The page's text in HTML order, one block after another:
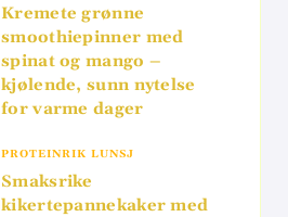
Kremete grønne
smoothiepinner med
spinat og mango –
kjølende, sunn nytelse
for varme dager
PROTEINRIK LUNSJ
Smaksrike
kikertepannekaker med